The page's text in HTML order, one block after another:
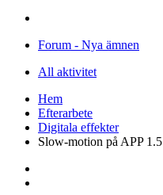
Forum - Nya ämnen
All aktivitet
Hem
Efterarbete
Digitala effekter
Slow-motion på APP 1.5